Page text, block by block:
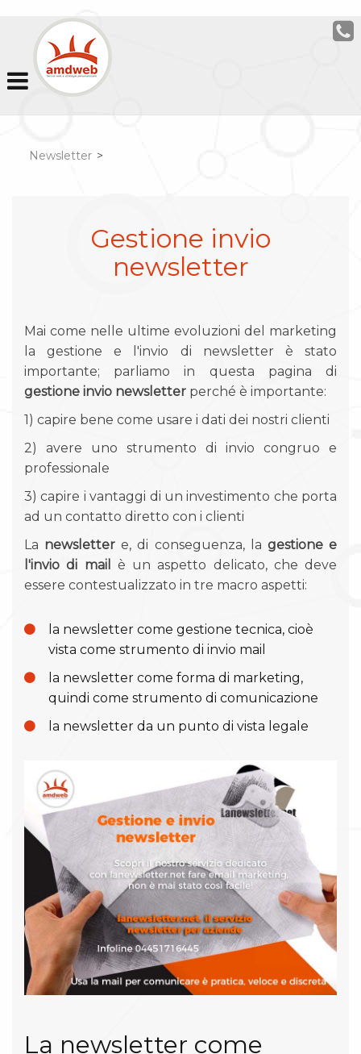
Newsletter >
Gestione invio
newsletter
Mai come nelle ultime evoluzioni del marketing
la gestione e l'invio di newsletter è stato
importante; parliamo in questa pagina di
gestione invio newsletter perché è importante:
1) capire bene come usare i dati dei nostri clienti
2) avere uno strumento di invio congruo e
professionale
3) capire i vantaggi di un investimento che porta
ad un contatto diretto con i clienti
La newsletter e, di conseguenza, la gestione e
l'invio di mail
è un aspetto delicato, che deve
essere contestualizzato in tre macro aspetti:
la newsletter come gestione tecnica, cioè
vista come strumento di invio mail
la newsletter come forma di marketing,
quindi come strumento di comunicazione
la newsletter da un punto di vista legale
La newsletter come